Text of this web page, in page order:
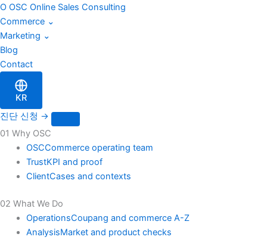
Skip
to
content
O OSC Online Sales Consulting
Commerce ⌄
Marketing ⌄
Blog
Contact
KR
진단 신청 →
01 Why OSC
OSCCommerce operating team
TrustKPI and proof
ClientCases and contexts
02 What We Do
OperationsCoupang and commerce A-Z
AnalysisMarket and product checks
이
메